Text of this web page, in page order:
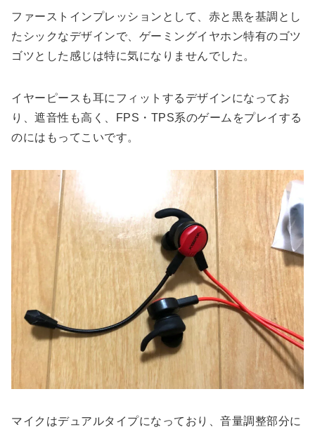
ファーストインプレッションとして、赤と黒を基調とし
たシックなデザインで、ゲーミングイヤホン特有のゴツ
ゴツとした感じは特に気になりませんでした。
イヤーピースも耳にフィットするデザインになってお
り、遮音性も高く、FPS・TPS系のゲームをプレイする
のにはもってこいです。
マイクはデュアルタイプになっており、音量調整部分に